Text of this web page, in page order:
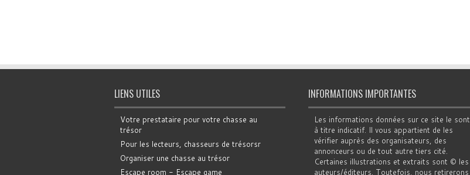
LIENS UTILES
Votre prestataire pour votre chasse au
trésor
Pour les lecteurs, chasseurs de trésorsr
Organiser une chasse au trésor
Escape room - Escape game
INFORMATIONS IMPORTANTES
Les informations données sur ce site le sont
à titre indicatif. Il vous appartient de les
vérifier auprès des organisateurs, des
annonceurs ou de tout autre tiers cité.
Certaines illustrations et extraits sont © les
auteurs/éditeurs. Toutefois, nous retirerons